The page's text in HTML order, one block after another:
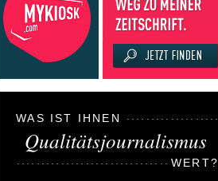
WAS IST IHNEN
Qualitätsjournalismus
WERT?